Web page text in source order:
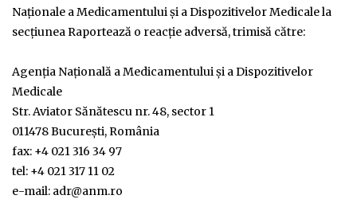
Naţionale a Medicamentului şi a Dispozitivelor Medicale la
secţiunea Raportează o reacţie adversă, trimisă către:
Agenţia Naţională a Medicamentului şi a Dispozitivelor
Medicale
Str. Aviator Sănătescu nr. 48, sector 1
011478 Bucureşti, România
fax: +4 021 316 34 97
tel: +4 021 317 11 02
e-mail: adr@anm.ro